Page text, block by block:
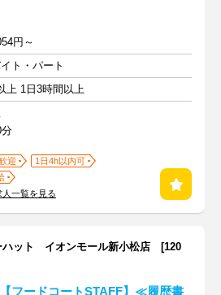
円～
ト・パート
上 1日3時間以上
迎
1日4h以内可
一覧を見る
ハット イオンモール新小松店 [120
【フードコートSTAFF】≪履歴書